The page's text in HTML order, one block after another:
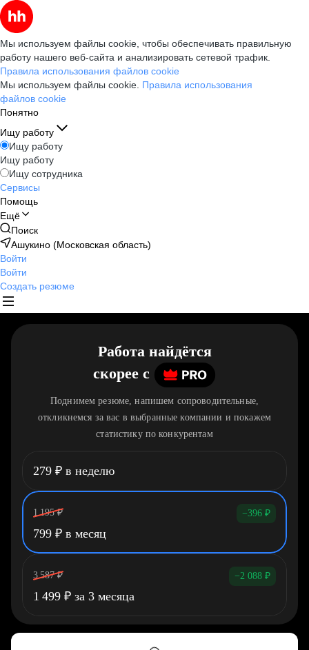
Мы используем файлы cookie, чтобы обеспечивать правильную
работу нашего веб-сайта и анализировать сетевой трафик.
Правила использования файлов cookie
Мы используем файлы cookie. Правила использования
файлов cookie
Понятно
Ищу работу
Ищу работу
Ищу работу
Ищу сотрудника
Сервисы
Помощь
Ещё
Поиск
Ашукино (Московская область)
Войти
Войти
Создать резюме
Работа найдётся
скорее c
Поднимем резюме, напишем сопроводительные,
откликнемся за вас в выбранные компании и покажем
статистику по конкурентам
279 ₽ в неделю
1 195 ₽ −396 ₽
799 ₽ в месяц
3 587 ₽ −2 088 ₽
1 499 ₽ за 3 месяца